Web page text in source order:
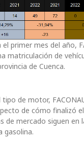
primer mes del año,
matriculación de
de Cuenca.
de motor,
de cómo finalizó
de mercado siguen en
gasolina.